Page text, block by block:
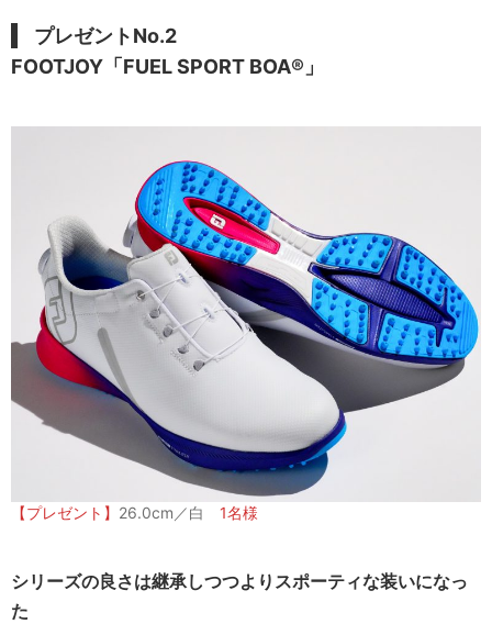
プレゼントNo.2
FOOTJOY「FUEL SPORT BOA®️」
【プレゼント】 26.0cm／白 1名様
シリーズの良さは継承しつつよりスポーティな装いになっ
た